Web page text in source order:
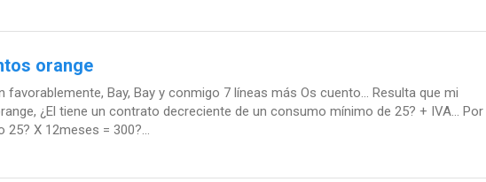
orange
Bay, Bay y conmigo 7 líneas más Os cuento... Resulta que mi
¿El tiene un contrato decreciente de un consumo mínimo de 25? + IVA... Por
X 12meses = 300?...